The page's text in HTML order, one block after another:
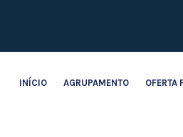
INÍCIO AGRUPAMENTO OFERTA